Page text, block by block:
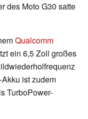
des Moto G30 satte
Qualcomm
ein 6,5 Zoll großes
ist zudem
TurboPower-